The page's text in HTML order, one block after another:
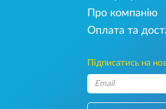
Про компанію
Оплата та
Підписатись на